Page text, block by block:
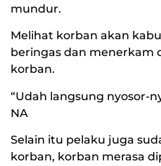
mundur.
Melihat korban akan
beringas dan menerkam
korban.
“Udah langsung nyosor-
NA
Selain itu pelaku juga
korban, korban merasa